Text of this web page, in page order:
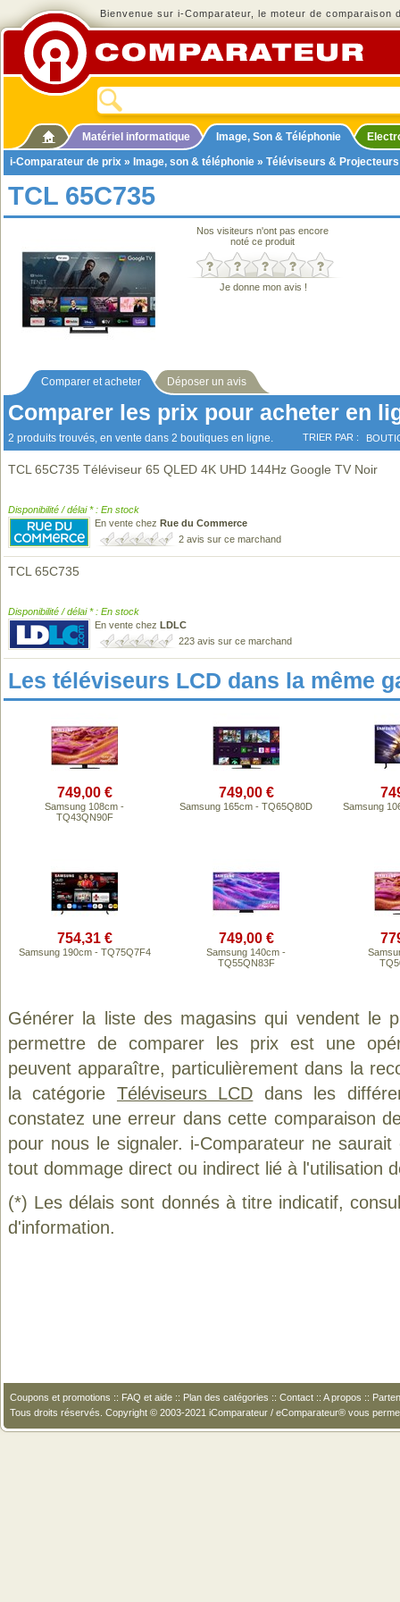
Bienvenue sur i-Comparateur, le moteur de comparaison
Matériel informatique Image, Son & Téléphonie
i-Comparateur de prix » Image, son & téléphonie » Téléviseurs & Projecteurs
TCL 65C735
Nos visiteurs n'ont pas encore
noté ce produit
Je donne mon avis !
Comparer et acheter Déposer un avis
Comparer les prix pour acheter en
2 produits trouvés, en vente dans 2 boutiques en ligne. TRIER PAR :
TCL 65C735 Téléviseur 65 QLED 4K UHD 144Hz Google TV Noir
Disponibilité / délai * : En stock
En vente chez Rue du Commerce
2 avis sur ce marchand
TCL 65C735
Disponibilité / délai * : En stock
En vente chez LDLC
223 avis sur ce marchand
Les téléviseurs LCD dans la même
749,00 €
Samsung 108cm -
TQ43QN90F
749,00 €
Samsung 165cm - TQ65Q80D Samsung
754,31 €
Samsung 190cm - TQ75Q7F4
749,00 €
Samsung 140cm -
TQ55QN83F
Générer la liste des magasins qui vendent le
permettre de comparer les prix est une
peuvent apparaître, particulièrement dans la
la catégorie Téléviseurs LCD dans les
constatez une erreur dans cette comparaison
pour nous le signaler. i-Comparateur ne
tout dommage direct ou indirect lié à l'utilisation
(*) Les délais sont donnés à titre indicatif,
d'information.
Coupons et promotions :: FAQ et aide :: Plan des catégories :: Contact :: A propos ::
Tous droits réservés. Copyright © 2003-2021 iComparateur / eComparateur® vous